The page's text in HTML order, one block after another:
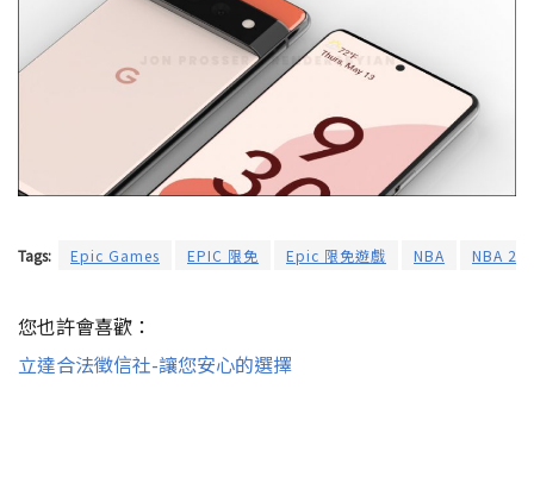
Tags: Epic Games EPIC 限免 Epic 限免遊戲 NBA NBA 2K
您也許會喜歡：
立達合法徵信社-讓您安心的選擇